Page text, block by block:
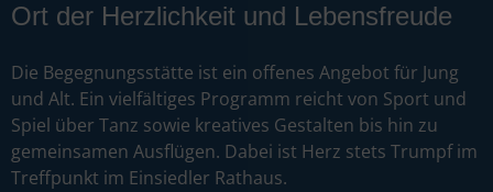
Ort der Herzlichkeit und Lebensfreude
Die Begegnungsstätte ist ein offenes Angebot für Jung
und Alt. Ein vielfältiges Programm reicht von Sport und
Spiel über Tanz sowie kreatives Gestalten bis hin zu
gemeinsamen Ausflügen. Dabei ist Herz stets Trumpf im
Treffpunkt im Einsiedler Rathaus.